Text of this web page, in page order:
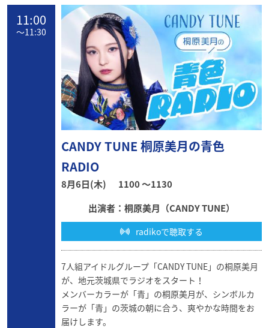
11:00
〜11:30
CANDY TUNE 桐原美月の青色
RADIO
8月6日(木)
1100 〜1130
出演者：桐原美月（CANDY TUNE）
radikoで聴取する
7人組アイドルグループ「CANDY TUNE」の桐原美月
が、地元茨城県でラジオをスタート！
メンバーカラーが「青」の桐原美月が、シンボルカ
ラーが「青」の茨城の朝に合う、爽やかな時間をお
届けします。